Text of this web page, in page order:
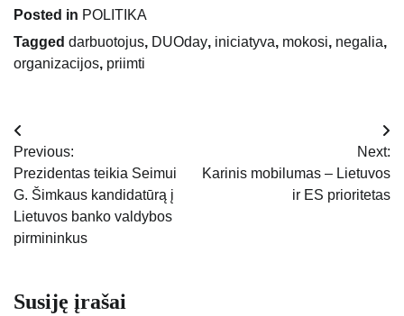
Posted in POLITIKA
Tagged darbuotojus, DUOday, iniciatyva, mokosi, negalia,
organizacijos, priimti
Navigacija
tarp
įrašų
Previous:
Prezidentas teikia Seimui
G. Šimkaus kandidatūrą į
Lietuvos banko valdybos
pirmininkus
Next:
Karinis mobilumas – Lietuvos
ir ES prioritetas
Susiję įrašai